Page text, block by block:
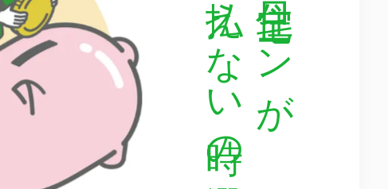
住宅ローンが
払えない時の選択肢